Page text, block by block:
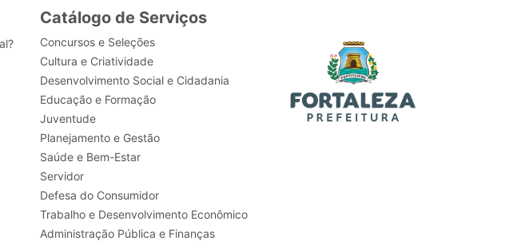
Catálogo de Serviços
Concursos e Seleções
Cultura e Criatividade
Desenvolvimento Social e Cidadania
Educação e Formação
Juventude
Planejamento e Gestão
Saúde e Bem-Estar
Servidor
Defesa do Consumidor
Trabalho e Desenvolvimento Econômico
Administração Pública e Finanças